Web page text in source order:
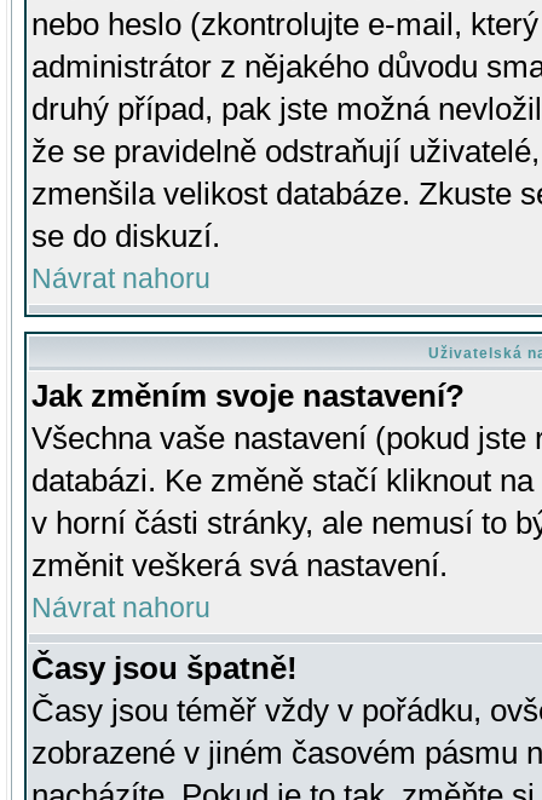
nebo heslo (zkontrolujte e-mail,
administrátor z nějakého důvodu
druhý případ, pak jste možná
že se pravidelně odstraňují
zmenšila velikost databáze. Zkuste
se do diskuzí.
Návrat nahoru
Uživatelská
Jak změním svoje nastavení?
Všechna vaše nastavení (pokud
databázi. Ke změně stačí kliknout
v horní části stránky, ale nemusí to
změnit veškerá svá nastavení.
Návrat nahoru
Časy jsou špatně!
Časy jsou téměř vždy v pořádku,
zobrazené v jiném časovém pásmu